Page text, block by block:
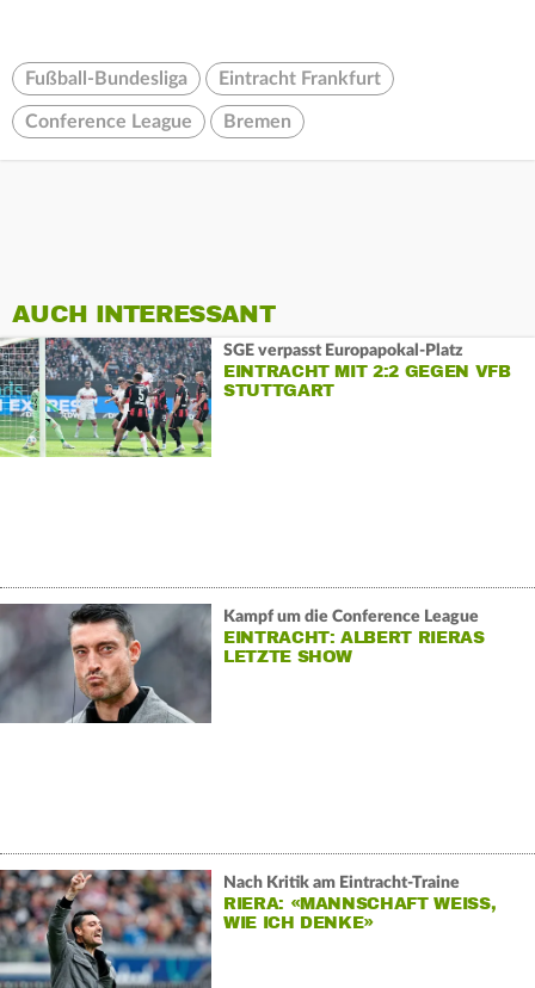
Fußball-Bundesliga Eintracht Frankfurt
Conference League Bremen
AUCH INTERESSANT
SGE verpasst Europapokal-Platz
EINTRACHT MIT 2:2 GEGEN VFB
STUTTGART
Kampf um die Conference League
EINTRACHT: ALBERT RIERAS
LETZTE SHOW
Nach Kritik am Eintracht-Traine
RIERA: «MANNSCHAFT WEISS, W
IE ICH DENKE»